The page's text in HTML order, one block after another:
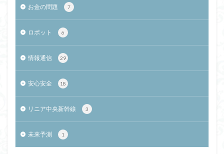
お金の問題 7
ロボット 6
情報通信 29
安心安全 18
リニア中央新幹線 3
未来予測 1